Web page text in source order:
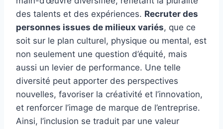
des talents et des expériences. Recruter des
personnes issues de milieux variés, que ce
soit sur le plan culturel, physique ou mental, est
non seulement une question d’équité, mais
aussi un levier de performance. Une telle
diversité peut apporter des perspectives
nouvelles, favoriser la créativité et l’innovation,
et renforcer l’image de marque de l’entreprise.
Ainsi, l’inclusion se traduit par une valeur